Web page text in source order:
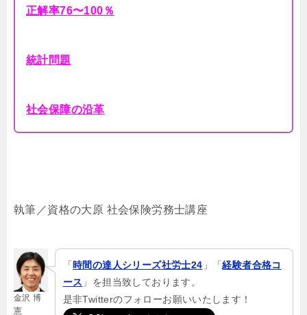
正解率76〜100％
統計問題
社会保障の沿革
執筆／資格の大原 社会保険労務士講座
金沢 博
憲
「時間の達人シリーズ社労士24 」「経験者合格コ
ース 」を担当致しております。
是非Twitterのフォローお願いいたします！